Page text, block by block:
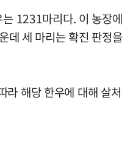
1231마리다. 이 농장에
데 세 마리는 확진 판정을
라 해당 한우에 대해 살처